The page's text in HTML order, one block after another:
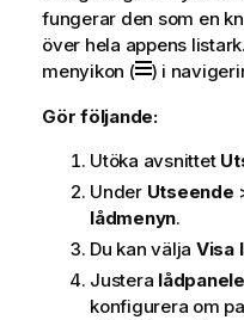
fungerar den som en
över hela appens
menyikon (
) i
Gör följande:
Utöka avsnittet
Under Utseende
lådmenyn.
Du kan välja Visa
Justera
konfigurera om